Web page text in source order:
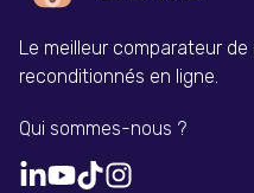
Le meilleur comparateur
reconditionnés en ligne.
Qui sommes-nous ?